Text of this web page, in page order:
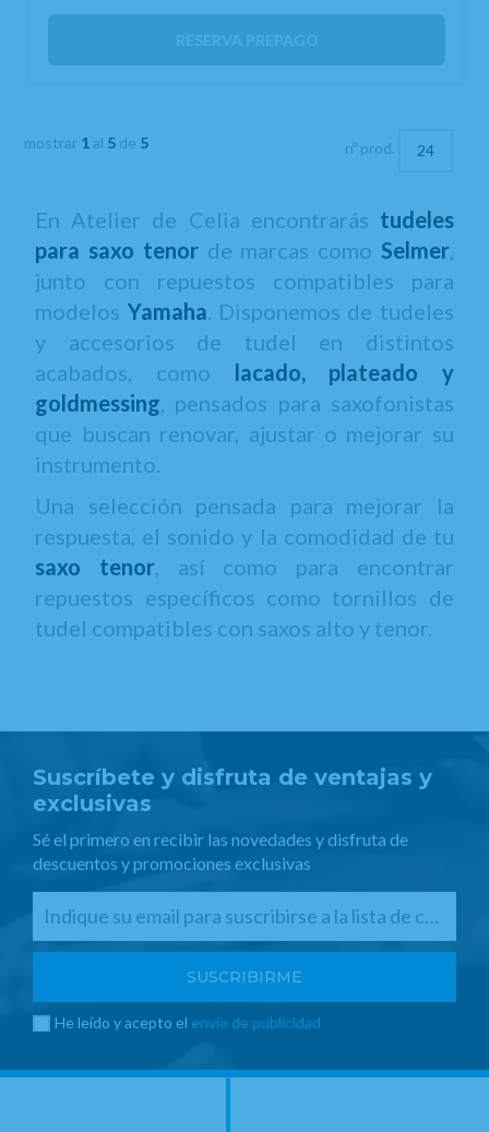
RESERVA PREPAGO
mostrar 1 al 5 de 5 nº prod.
En Atelier de Celia encontrarás tudeles
para saxo tenorde marcas como Selmer,
junto con repuestos compatibles para
modelos Yamaha . Disponemos de tudeles
y accesorios de tudel en distintos
acabados, como lacado, plateado y
goldmessing , pensados para saxofonistas
que buscan renovar, ajustar o mejorar su
instrumento.
Una selección pensada para mejorar la
respuesta, el sonido y la comodidad de tu
saxo tenor , así como para encontrar
repuestos específicos como tornillos de
tudel compatibles con saxos alto y tenor.
Suscríbete y disfruta de ventajas y
exclusivas
Sé el primero en recibir las novedades y disfruta de
descuentos y promociones exclusivas
He leído y acepto el envío de publicidad